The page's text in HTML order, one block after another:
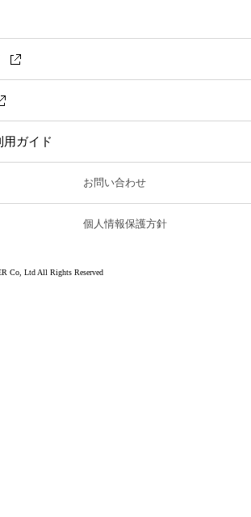
用ガイド
お問い合わせ
個人情報保護方針
Co, Ltd All Rights Reserved